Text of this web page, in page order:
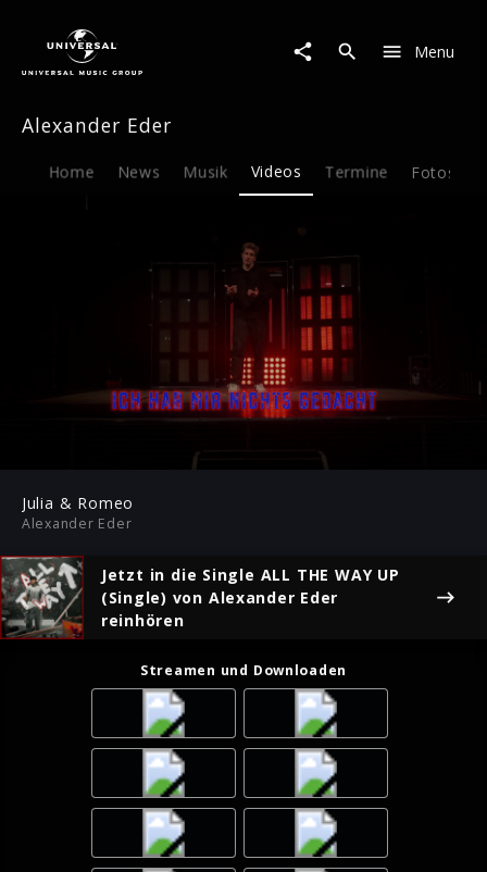
Video
Julia
Romeo
Menu
Alexander Eder
Home News Musik Videos Termine Fotos
Play Mute
Play
Julia & Romeo
Alexander Eder
Jetzt in die Single ALL THE WAY UP
(Single) von Alexander Eder
reinhören
Streamen und Downloaden